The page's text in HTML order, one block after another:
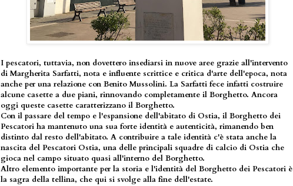
I pescatori, tuttavia, non dovettero insediarsi in nuove aree grazie all'intervento
di Margherita Sarfatti, nota e influente scrittice e critica d'arte dell'epoca, nota
anche per una relazione con Benito Mussolini. La Sarfatti fece infatti costruire
alcune casette a due piani, rinnovando completamente il Borghetto. Ancora
oggi queste casette caratterizzano il Borghetto.
Con il passare del tempo e l'espansione dell'abitato di Ostia, il Borghetto dei
Pescatori ha mantenuto una sua forte identità e autenticità, rimanendo ben
distinto dal resto dell'abitato. A contribuire a tale identità c'è stata anche la
nascita del Pescatori Ostia, una delle principali squadre di calcio di Ostia che
gioca nel campo situato quasi all'interno del Borghetto.
Altro elemento importante per la storia e l'identità del Borghetto dei Pescatori è
la sagra della tellina, che qui si svolge alla fine dell'estate.